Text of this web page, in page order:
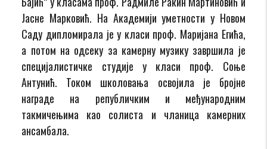
Јасне Марковић. На Академији уметности у Новом
Саду дипломирала је у класи проф. Маријана Егића,
а потом на одсеку за камерну музику завршила је
специјалистичке студије у класи проф. Соње
Антунић. Током школовања освојила је бројне
награде на републичким и међународним
такмичењима као солиста и чланица камерних
ансамбала.